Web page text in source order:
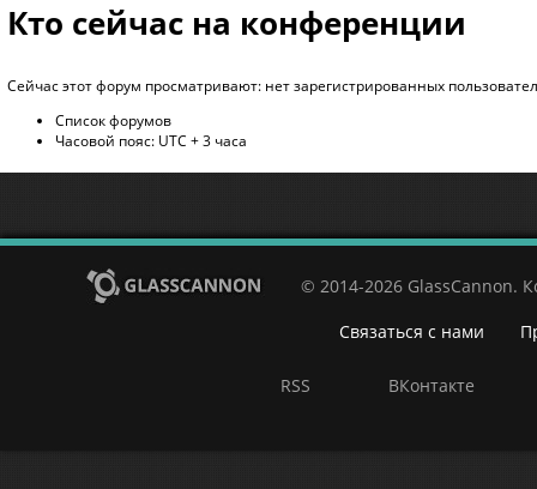
Кто сейчас на конференции
Сейчас этот форум просматривают: нет зарегистрированных
Список форумов
Часовой пояс: UTC + 3 часа
© 2014-2026 GlassCannon.
Связаться с нами
RSS ВКонтакте